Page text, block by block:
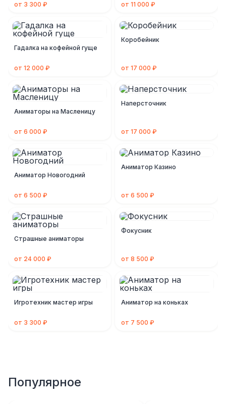
от 3 300 ₽ от 11 000 ₽
Гадалка на кофейной гуще
от 12 000 ₽
Коробейник
от 17 000 ₽
Аниматоры на Масленицу
от 6 000 ₽
Наперсточник
от 17 000 ₽
Аниматор Новогодний
от 6 500 ₽
Аниматор Казино
от 6 500 ₽
Страшные аниматоры
от 24 000 ₽
Фокусник
от 8 500 ₽
Игротехник мастер игры
от 3 300 ₽
Аниматор на коньках
от 7 500 ₽
Популярное